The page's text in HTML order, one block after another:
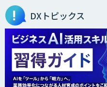
DXトピックス